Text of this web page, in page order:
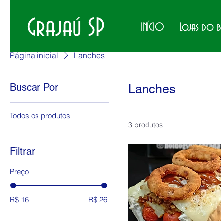
Grajaú SP INÍCIO Lojas do
Página inicial Lanches
Buscar Por
Todos os produtos
Filtrar
Preço
R$ 16 R$ 26
Lanches
3 produtos